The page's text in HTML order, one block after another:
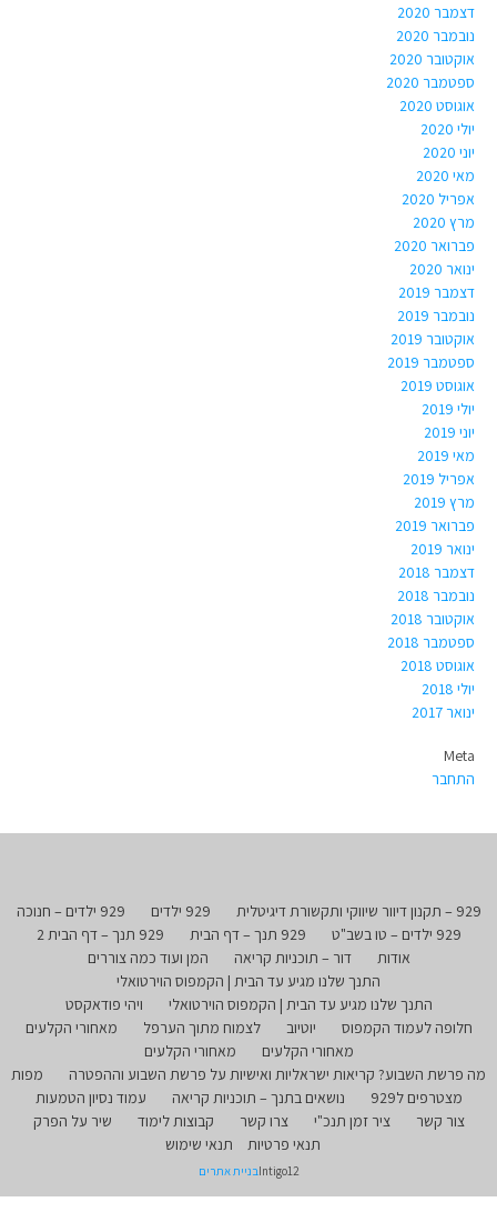
דצמבר 2020
נובמבר 2020
אוקטובר 2020
ספטמבר 2020
אוגוסט 2020
יולי 2020
יוני 2020
מאי 2020
אפריל 2020
מרץ 2020
פברואר 2020
ינואר 2020
דצמבר 2019
נובמבר 2019
אוקטובר 2019
ספטמבר 2019
אוגוסט 2019
יולי 2019
יוני 2019
מאי 2019
אפריל 2019
מרץ 2019
פברואר 2019
ינואר 2019
דצמבר 2018
נובמבר 2018
אוקטובר 2018
ספטמבר 2018
אוגוסט 2018
יולי 2018
ינואר 2017
Meta
התחבר
929 – תקנון דיוור שיווקי ותקשורת דיגיטלית 929 ילדים
929 ילדים – חנוכה
929 ילדים – טו בשב"ט
929 תנך – דף הבית
929 תנך – דף הבית 2
אודות
דור – תוכניות קריאה
המן ועוד כמה צוררים
התנך שלנו מגיע עד הבית | הקמפוס הוירטואלי
התנך שלנו מגיע עד הבית | הקמפוס הוירטואלי
ויהי פודאקסט
חלופה לעמוד הקמפוס
יוטיוב לצמוח מתוך הערפל
מאחורי הקלעים
מאחורי הקלעים
מאחורי הקלעים
מה פרשת השבוע? קריאות ישראליות ואישיות על פרשת השבוע וההפטרה
מפות
מצטרפים ל929
נושאים בתנך – תוכניות קריאה
עמוד נסיון הטמעות
צור קשר
ציר זמן תנכ"י צרו קשר קבוצות לימוד
שיר על הפרק
תנאי פרטיות
תנאי שימוש
Intigo12בניית אתרים